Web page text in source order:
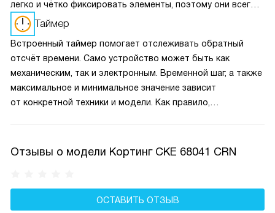
легко и чётко фиксировать элементы, поэтому они всегда
выставляют нужное значение с тем шагом, который
подразумевает конкретная модель техники.
Таймер
Встроенный таймер помогает отслеживать обратный
отсчёт времени. Само устройство может быть как
механическим, так и электронным. Временной шаг, а также
максимальное и минимальное значение зависит
от конкретной техники и модели. Как правило,
выключается.
Отзывы о модели Кортинг CKE 68041 CRN
ОСТАВИТЬ ОТЗЫВ